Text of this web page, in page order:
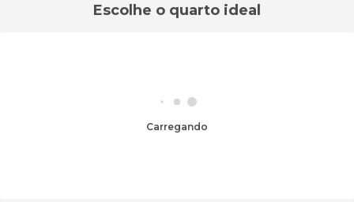
Escolhe o quarto ideal
Carregando